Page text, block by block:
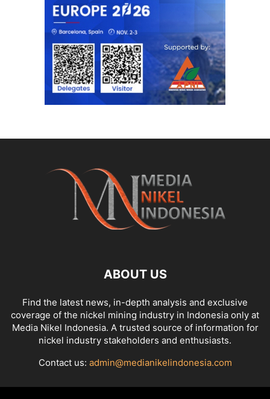
ABOUT US
Find the latest news, in-depth analysis and exclusive
coverage of the nickel mining industry in Indonesia only at
Media Nikel Indonesia. A trusted source of information for
nickel industry stakeholders and enthusiasts.
Contact us: admin@medianikelindonesia.com